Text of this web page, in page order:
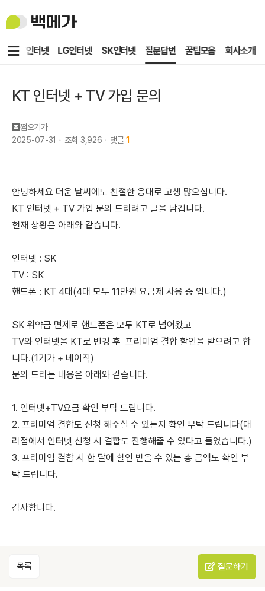
백
메
KT인터넷 LG인터넷 SK인터넷 질문답변 꿀팁모음 회사소개
메
KT 인터넷 + TV 가입 문의
쩜오기가
2025-07-31
조회 3,926 댓글 1
안녕하세요 더운 날씨에도 친절한 응대로 고생 많으십니다.
KT 인터넷 + TV 가입 문의 드리려고 글을 남깁니다.
현재 상황은 아래와 같습니다.
인터넷 : SK
TV : SK
핸드폰 : KT 4대(4대 모두 11만원 요금제 사용 중 입니다.)
SK 위약금 면제로 핸드폰은 모두 KT로 넘어왔고
TV와 인터넷을 KT로 변경 후 프리미엄 결합 할인을 받으려고 합
니다.(1기가 + 베이직)
문의 드리는 내용은 아래와 같습니다.
1. 인터넷+TV요금 확인 부탁 드립니다.
2. 프리미엄 결합도 신청 해주실 수 있는지 확인 부탁 드립니다(대
리점에서 인터넷 신청 시 결합도 진행해줄 수 있다고 들었습니다.)
3. 프리미엄 결합 시 한 달에 할인 받을 수 있는 총 금액도 확인 부
탁 드립니다.
감사합니다.
목록 질문하기